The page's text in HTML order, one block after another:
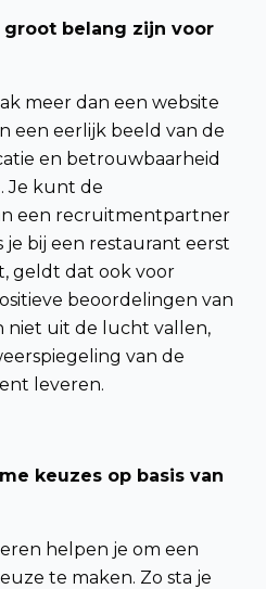
belang zijn voor
meer dan een website
een eerlijk beeld van de
en betrouwbaarheid
Je kunt de
een recruitmentpartner
je bij een restaurant eerst
geldt dat ook voor
beoordelingen van
niet uit de lucht vallen,
van de
leveren.
keuzes op basis van
helpen je om een
te maken. Zo sta je